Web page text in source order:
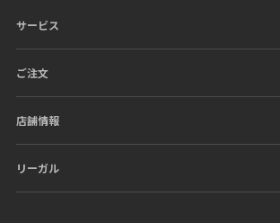
サービス
ご注文
店舗情報
リーガル